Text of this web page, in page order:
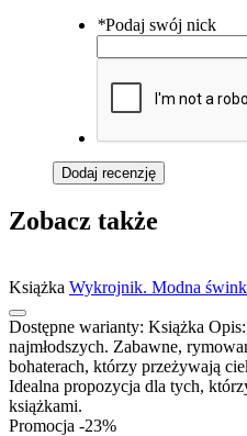
*Podaj swój nick
Dodaj recenzję
Zobacz także
Książka Wykrojnik. Modna
Dostępne warianty: Książka Opis:
najmłodszych. Zabawne,
bohaterach, którzy przeżywają
Idealna propozycja dla tych,
książkami.
Promocja -23%